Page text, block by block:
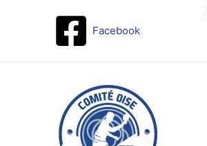
Facebook